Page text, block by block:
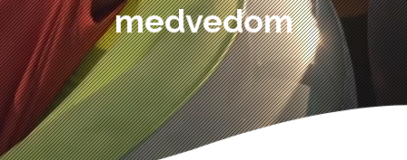
medvedom